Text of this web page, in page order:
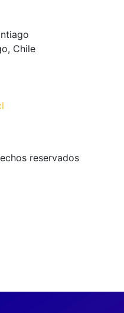
Chile
reservados